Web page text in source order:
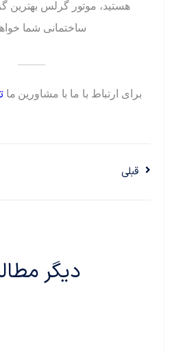
هستید، موتور گرلس بهترین
ساختمانی شما
برای ارتباط با ما با مشاورین ما
قبلی
دیگر